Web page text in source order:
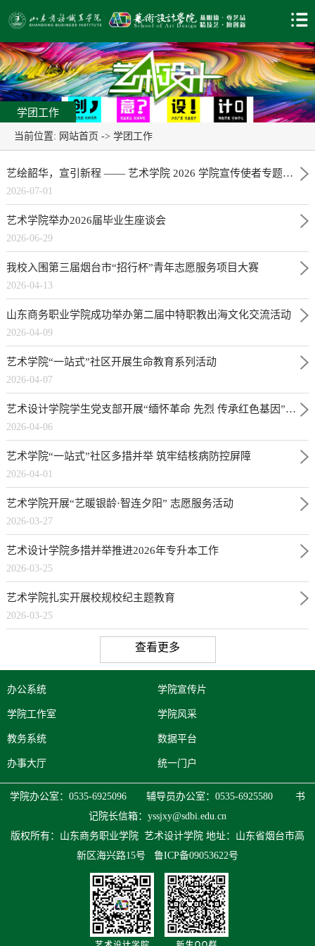
学团工作
当前位置: 网站首页 -> 学团工作
艺绘韶华，宣引新程 —— 艺术学院 2026 学院宣传使者专题学习活动圆满举行
2026-07-01
艺术学院举办2026届毕业生座谈会
2026-06-29
我校入围第三届烟台市“招行杯”青年志愿服务项目大赛
2026-04-13
山东商务职业学院成功举办第二届中特职教出海文化交流活动
2026-04-09
艺术学院“一站式”社区开展生命教育系列活动
2026-04-07
艺术设计学院学生党支部开展“缅怀革命 先烈 传承红色基因”清明祭扫活动
2026-04-06
艺术学院“一站式”社区多措并举 筑牢结核病防控屏障
2026-04-01
艺术学院开展“艺暖银龄·智连夕阳” 志愿服务活动
2026-03-27
艺术设计学院多措并举推进2026年专升本工作
2026-03-25
艺术学院扎实开展校规校纪主题教育
2026-03-25
查看更多
办公系统 学院宣传片
学院工作室 学院风采
教务系统 数据平台
办事大厅 统一门户
学院办公室：0535-6925096 辅导员办公室：0535-6925580 书
记院长信箱： yssjxy@sdbi.edu.cn
版权所有：山东商务职业学院 艺术设计学院 地址：山东省烟台市高
新区海兴路15号
鲁ICP备09053622号